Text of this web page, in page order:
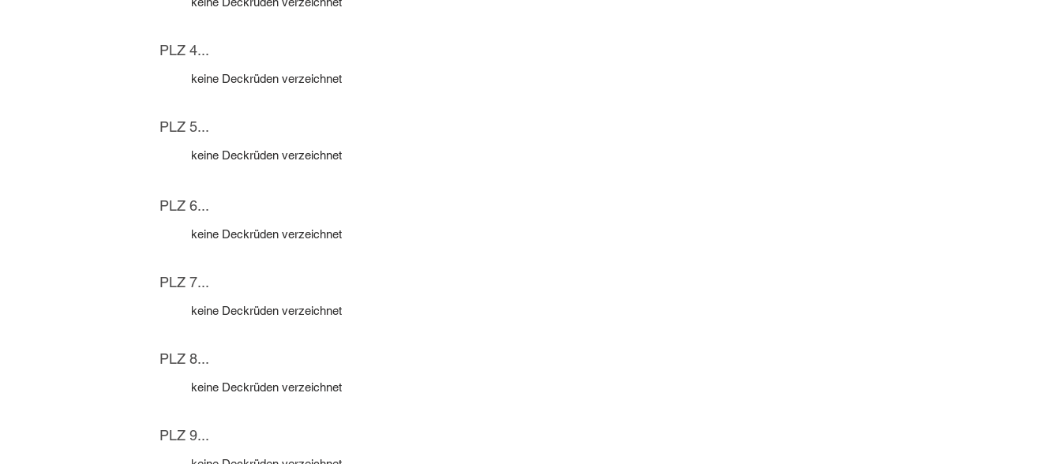
PLZ 4...
keine Deckrüden verzeichnet
PLZ 5...
keine Deckrüden verzeichnet
PLZ 6...
keine Deckrüden verzeichnet
PLZ 7...
keine Deckrüden verzeichnet
PLZ 8...
keine Deckrüden verzeichnet
PLZ 9...